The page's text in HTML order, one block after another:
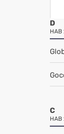
D
HAB
C
HAB